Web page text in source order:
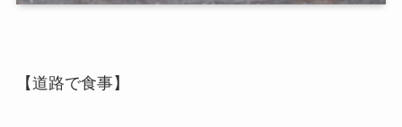
【道路で食事】